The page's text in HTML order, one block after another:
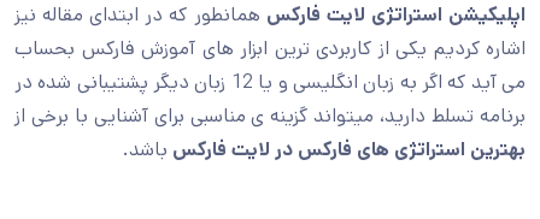
اپلیکیشن استراتژی لایت فارکس همانطور که در ابتدای مقاله نیز
اشاره کردیم یکی از کاربردی ترین ابزار های آموزش فارکس بحساب
می آید که اگر به زبان انگلیسی و یا 12 زبان دیگر پشتیبانی شده در
برنامه تسلط دارید، میتواند گزینه ی مناسبی برای آشنایی با برخی از
بهترین استراتژی های فارکس در لایت فارکس باشد.